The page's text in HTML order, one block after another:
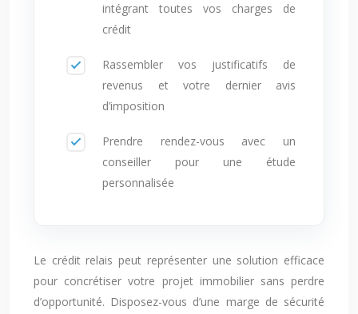
intégrant toutes vos charges de
crédit
Rassembler vos justificatifs de
revenus et votre dernier avis
d’imposition
Prendre rendez-vous avec un
conseiller pour une étude
personnalisée
Le crédit relais peut représenter une solution efficace
pour concrétiser votre projet immobilier sans perdre
d’opportunité. Disposez-vous d’une marge de sécurité